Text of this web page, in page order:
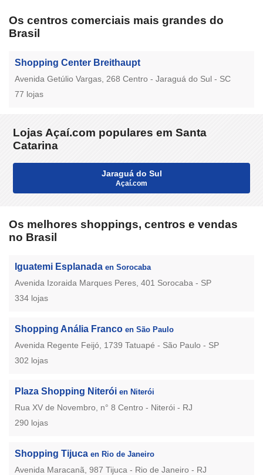
Os centros comerciais mais grandes do
Brasil
Shopping Center Breithaupt
Avenida Getúlio Vargas, 268 Centro - Jaraguá do Sul - SC
77 lojas
Lojas Açaí.com populares em Santa
Catarina
Jaraguá do Sul
Açaí.com
Os melhores shoppings, centros e vendas
no Brasil
Iguatemi Esplanada en Sorocaba
Avenida Izoraida Marques Peres, 401 Sorocaba - SP
334 lojas
Shopping Anália Franco en São Paulo
Avenida Regente Feijó, 1739 Tatuapé - São Paulo - SP
302 lojas
Plaza Shopping Niterói en Niterói
Rua XV de Novembro, n° 8 Centro - Niterói - RJ
290 lojas
Shopping Tijuca en Rio de Janeiro
Avenida Maracanã, 987 Tijuca - Rio de Janeiro - RJ